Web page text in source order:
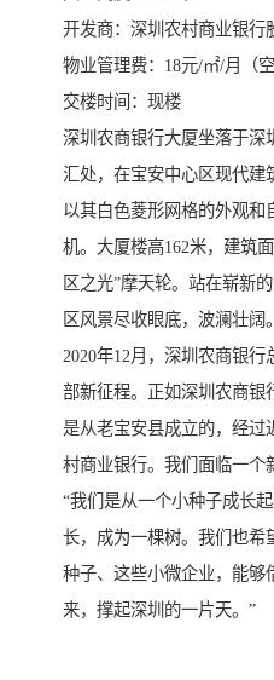
开发商：深圳农村商业银行
物业管理费：18元/㎡/月（空
交楼时间：现楼
深圳农商银行大厦坐落于深
汇处，在宝安中心区现代建
以其白色菱形网格的外观和
机。大厦楼高162米，建筑
区之光”摩天轮。站在崭新
区风景尽收眼底，波澜壮阔。
2020年12月，深圳农商银
部新征程。正如深圳农商银
是从老宝安县成立的，经过
村商业银行。我们面临一个
“我们是从一个小种子成长
长，成为一棵树。我们也希
种子、这些小微企业，能够
来，撑起深圳的一片天。”